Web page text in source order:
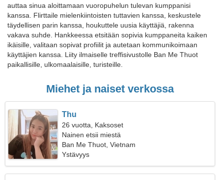
auttaa sinua aloittamaan vuoropuhelun tulevan kumppanisi
kanssa. Flirttaile mielenkiintoisten tuttavien kanssa, keskustele
täydellisen parin kanssa, houkuttele uusia käyttäjiä, rakenna
vakava suhde. Hankkeessa etsitään sopivia kumppaneita kaiken
ikäisille, valitaan sopivat profiilit ja autetaan kommunikoimaan
käyttäjien kanssa. Liity ilmaiselle treffisivustolle Ban Me Thuot
paikallisille, ulkomaalaisille, turisteille.
Miehet ja naiset verkossa
Thu
26 vuotta, Kaksoset
Nainen etsii miestä
Ban Me Thuot, Vietnam
Ystävyys